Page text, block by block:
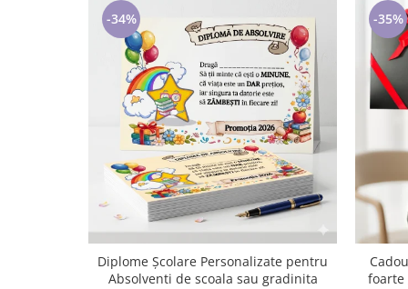
-34%
Diplome Școlare Personalizate pentru
Absolventi de scoala sau gradinita
-35%